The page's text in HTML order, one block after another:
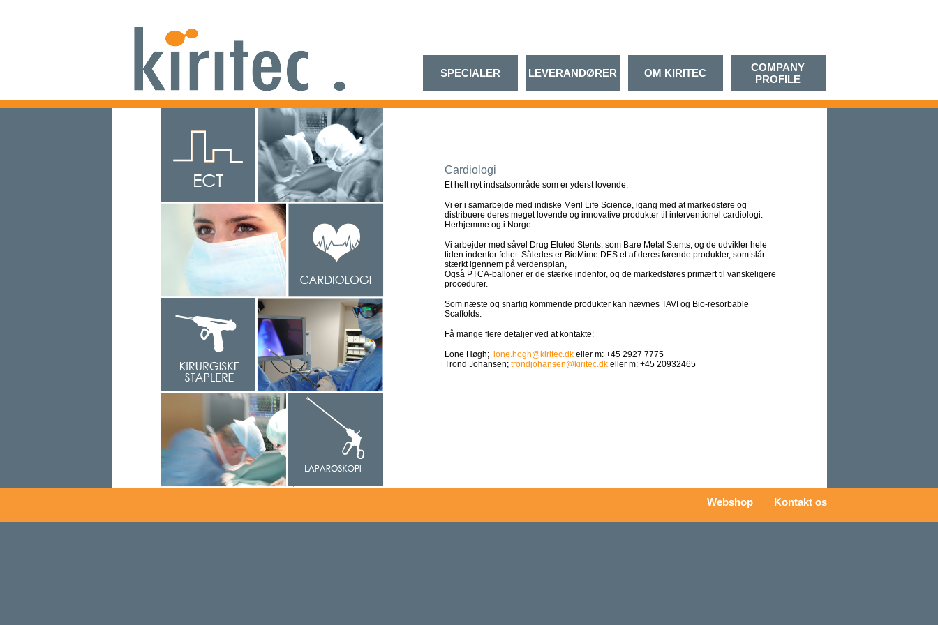
SPECIALER LEVERANDØRER OM KIRITEC
COMPANY
PROFILE
Cardiologi
Et helt nyt indsatsområde som er yderst lovende.
Vi er i samarbejde med indiske Meril Life Science, igang med at markedsføre og
distribuere deres meget lovende og innovative produkter til interventionel cardiologi.
Herhjemme og i Norge.
Vi arbejder med såvel Drug Eluted Stents, som Bare Metal Stents, og de udvikler hele
tiden indenfor feltet. Således er BioMime DES et af deres førende produkter, som slår
stærkt igennem på verdensplan,
Også PTCA-balloner er de stærke indenfor, og de markedsføres primært til vanskeligere
procedurer.
Som næste og snarlig kommende produkter kan nævnes TAVI og Bio-resorbable
Scaffolds.
Få mange flere detaljer ved at kontakte:
Lone Høgh; lone.hogh@kiritec.dkeller m: +45 2927 7775
Trond Johansen;trondjohansen@kiritec.dkeller m: +45 20932465
Webshop Kontakt os